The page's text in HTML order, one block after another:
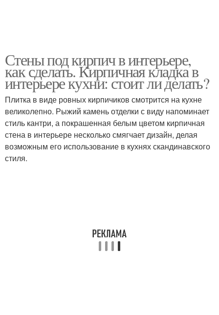
Стены под кирпич в интерьере,
как сделать. Кирпичная кладка в
интерьере кухни: стоит ли делать?
Плитка в виде ровных кирпичиков смотрится на кухне
великолепно. Рыжий камень отделки с виду напоминает
стиль кантри, а покрашенная белым цветом кирпичная
стена в интерьере несколько смягчает дизайн, делая
возможным его использование в кухнях скандинавского
стиля.